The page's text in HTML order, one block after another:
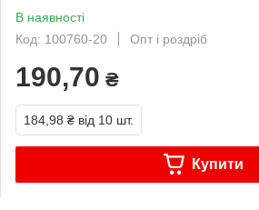
В наявності
Код: 100760-20
Опт і роздріб
190,70 ₴
184,98 ₴ від 10 шт.
Купити